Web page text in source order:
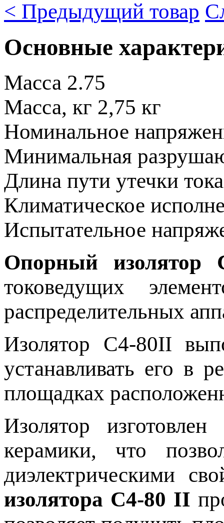
< Предыдущий товар
Основные
Масса 2.75
Масса, кг 2,75 кг
Номинальное
Минимальная
Длина пути утечки
Климатическое
Испытательное
Опорный изолятор
токоведущих
распределительных
Изолятор С4-80II
устанавливать его в
площадках
Изолятор
керамики, что
диэлектрическими
изолятора С4-80 II